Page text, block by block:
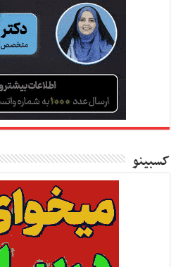
کسبینو